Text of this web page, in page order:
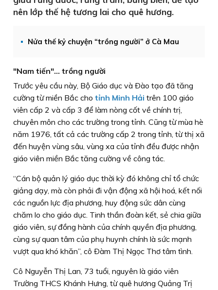
nên lớp thế hệ tương lai cho quê hương.
Nửa thế kỷ chuyện “trồng người” ở Cà Mau
"Nam tiến"... trồng người
Trước yêu cầu này, Bộ Giáo dục và Ðào tạo đã tăng
cường từ miền Bắc cho tỉnh Minh Hải trên 100 giáo
viên cấp 2 và cấp 3 để làm nòng cốt về chính trị,
chuyên môn cho các trường trong tỉnh. Cũng từ mùa hè
năm 1976, tất cả các trường cấp 2 trong tỉnh, từ thị xã
đến huyện vùng sâu, vùng xa của tỉnh đều được nhận
giáo viên miền Bắc tăng cường về công tác.
“Cán bộ quản lý giáo dục thời kỳ đó không chỉ tổ chức
giảng dạy, mà còn phải đi vận động xã hội hoá, kết nối
các nguồn lực địa phương, huy động sức dân cùng
chăm lo cho giáo dục. Tinh thần đoàn kết, sẻ chia giữa
giáo viên, sự đồng hành của chính quyền địa phương,
cùng sự quan tâm của phụ huynh chính là sức mạnh
vượt qua khó khăn”, cô Ðàm Thị Ngọc Thơ tâm tình.
Cô Nguyễn Thị Lan, 73 tuổi, nguyên là giáo viên
Trường THCS Khánh Hưng, từ quê hương Quảng Trị